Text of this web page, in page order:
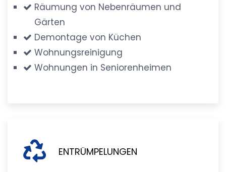
Räumung von Nebenräumen und
Gärten
Demontage von Küchen
Wohnungsreinigung
Wohnungen in Seniorenheimen
ENTRÜMPELUNGEN